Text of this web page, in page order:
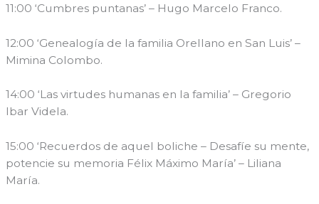
11:00 ‘Cumbres puntanas’ – Hugo Marcelo Franco.
12:00 ‘Genealogía de la familia Orellano en San Luis’ –
Mimina Colombo.
14:00 ‘Las virtudes humanas en la familia’ – Gregorio
Ibar Videla.
15:00 ‘Recuerdos de aquel boliche – Desafíe su mente,
potencie su memoria Félix Máximo María’ – Liliana
María.